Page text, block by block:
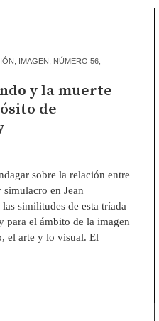
IMAGEN NÚMERO 56,
y la muerte
de
sobre la relación entre
en Jean
similitudes de esta tríada
para el ámbito de la imagen
el arte y lo visual. El